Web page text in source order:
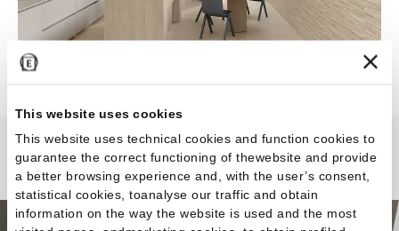
This website uses cookies
This website uses technical cookies and function cookies to
guarantee the correct functioning of thewebsite and provide
a better browsing experience and, with the user’s consent,
statistical cookies, toanalyse our traffic and obtain
information on the way the website is used and the most
Portland Stone